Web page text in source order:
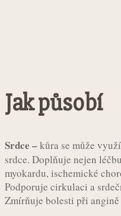
Jak působí
Srdce –kůra se může
srdce. Doplňuje nejen
myokardu, ischemické
Podporuje cirkulaci a
Zmírňuje bolesti při